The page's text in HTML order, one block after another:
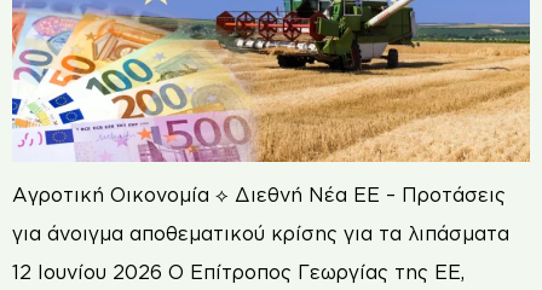
Αγροτική Οικονομία ⟡ Διεθνή Νέα ΕΕ – Προτάσεις
για άνοιγμα αποθεματικού κρίσης για τα λιπάσματα
12 Ιουνίου 2026 Ο Επίτροπος Γεωργίας της ΕΕ,